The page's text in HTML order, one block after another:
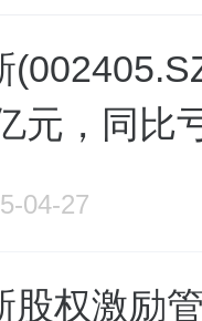
元，同比
04-27
股权激励